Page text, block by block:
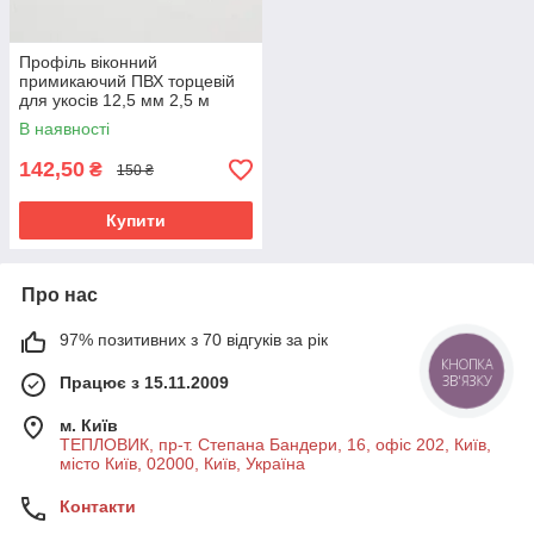
Профіль віконний
примикаючий ПВХ торцевій
для укосів 12,5 мм 2,5 м
самоклеючий (Польша)
В наявності
142,50 ₴ 150 ₴
Купити
Про нас
97% позитивних з 70 відгуків за рік
Працює з 15.11.2009
м. Київ
ТЕПЛОВИК, пр-т. Степана Бандери, 16, офіс 202, Київ,
місто Київ, 02000, Київ, Україна
Контакти